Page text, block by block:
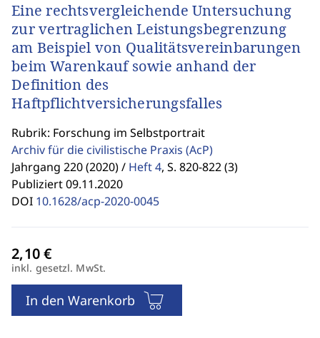
Eine rechtsvergleichende Untersuchung
zur vertraglichen Leistungsbegrenzung
am Beispiel von Qualitätsvereinbarungen
beim Warenkauf sowie anhand der
Definition des
Haftpflichtversicherungsfalles
Rubrik: Forschung im Selbstportrait
Archiv für die civilistische Praxis (AcP)
Jahrgang 220 (2020) / Heft 4, S. 820-822 (3)
Publiziert 09.11.2020
DOI 10.1628/acp-2020-0045
inkl. gesetzl. MwSt.
In den Warenkorb